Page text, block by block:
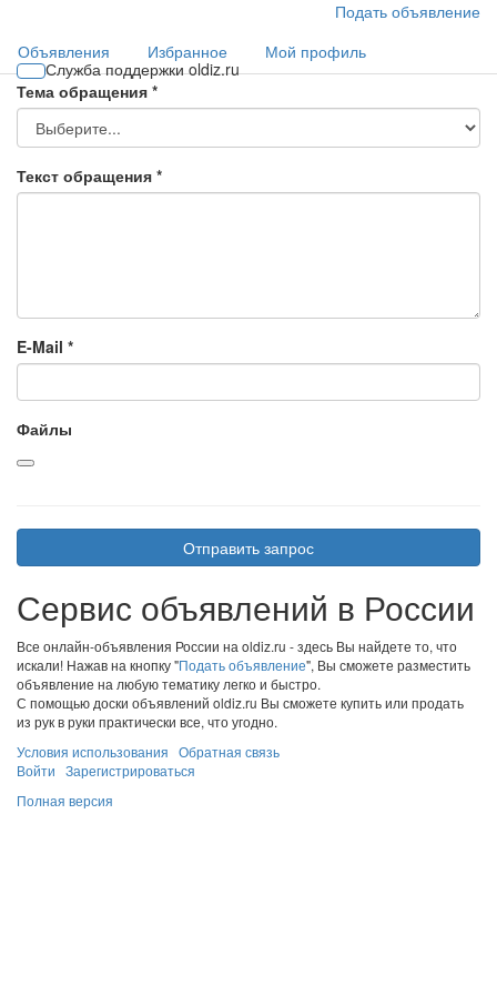
Подать объявление
Объявления
Избранное
Мой профиль
Служба поддержки oldiz.ru
Тема обращения *
Текст обращения *
E-Mail *
Файлы
Отправить запрос
Сервис объявлений в России
Все онлайн-объявления России на oldiz.ru - здесь Вы найдете то, что
искали! Нажав на кнопку "Подать объявление", Вы сможете разместить
объявление на любую тематику легко и быстро.
С помощью доски объявлений oldiz.ru Вы сможете купить или продать
из рук в руки практически все, что угодно.
Условия использования Обратная связь
Войти Зарегистрироваться
Полная версия